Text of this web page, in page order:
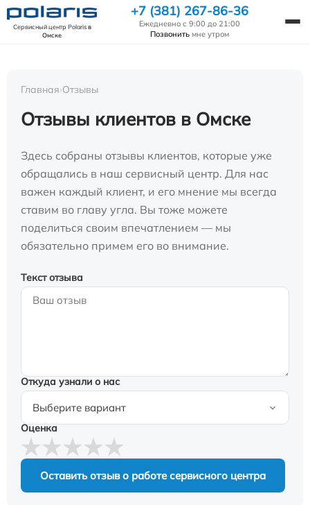
Сервисный центр Polarisв
Омске
+7 (381) 267-86-36
Ежедневно с 9:00 до 21:00
Позвонить мне утром
Главная›Отзывы
Отзывы клиентов в Омске
Здесь собраны отзывы клиентов, которые уже
обращались в наш сервисный центр. Для нас
важен каждый клиент, и его мнение мы всегда
ставим во главу угла. Вы тоже можете
поделиться своим впечатлением — мы
обязательно примем его во внимание.
Текст отзыва
Откуда узнали о нас
Оценка
Оставить отзыв о работе сервисного центра